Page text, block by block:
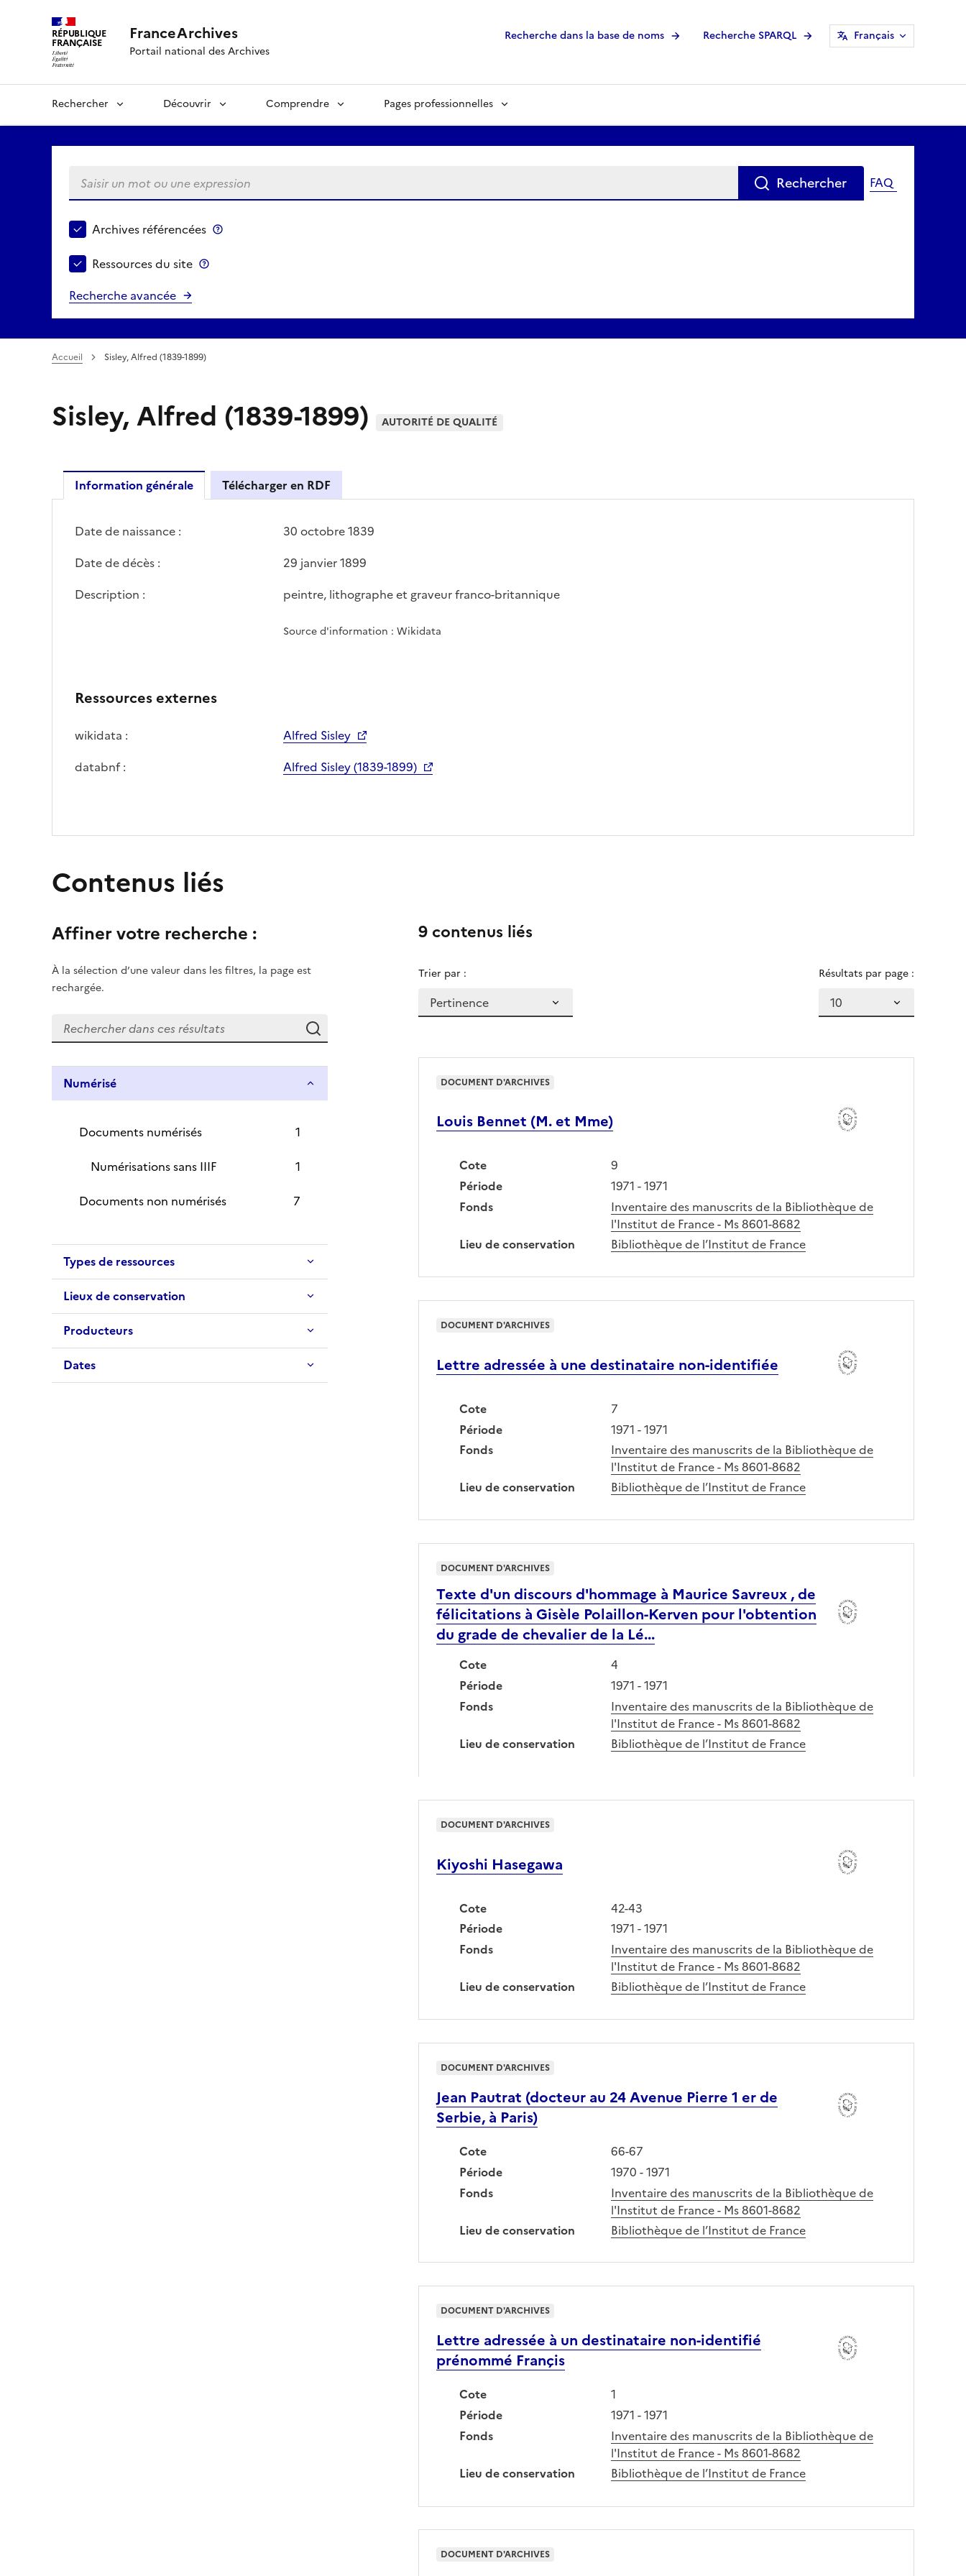
RÉPUBLIQUE
FRANÇAISE FranceArchives
Portail national des Archives
Recherche dans la base de noms Recherche SPARQL Français
Rechercher Découvrir Comprendre Pages professionnelles
Rechercher FAQ
Choisir le périmètre de recherche
Archives référencées
Ressources du site
Recherche avancée
Accueil Sisley, Alfred (1839-1899)
Sisley, Alfred (1839-1899) AUTORITÉ DE QUALITÉ
Information générale Télécharger en RDF
Date de naissance :
30 octobre 1839
Date de décès :
29 janvier 1899
Description :
peintre, lithographe et graveur franco-britannique
Source d'information : Wikidata
Ressources externes
wikidata :
Alfred Sisley
databnf :
Alfred Sisley (1839-1899)
Contenus liés
Affiner votre recherche :
À la sélection d’une valeur dans les filtres, la page est
rechargée.
Numérisé
Documents numérisés
1
Numérisations sans IIIF
1
Documents non numérisés
7
Types de ressources
Lieux de conservation
Producteurs
Dates
9 contenus liés
Trier par : Résultats par page :
Louis Bennet (M. et Mme)
Cote
9
Période
1971 - 1971
Fonds
Inventaire des manuscrits de la Bibliothèque de
l'Institut de France - Ms 8601-8682
Lieu de conservation
Bibliothèque de l’Institut de France
DOCUMENT D'ARCHIVES
Lettre adressée à une destinataire non-identifiée
Cote
7
Période
1971 - 1971
Fonds
Inventaire des manuscrits de la Bibliothèque de
l'Institut de France - Ms 8601-8682
Lieu de conservation
Bibliothèque de l’Institut de France
DOCUMENT D'ARCHIVES
Texte d'un discours d'hommage à Maurice Savreux , de
félicitations à Gisèle Polaillon-Kerven pour l'obtention
du grade de chevalier de la Lé...
Cote
4
Période
1971 - 1971
Fonds
Inventaire des manuscrits de la Bibliothèque de
l'Institut de France - Ms 8601-8682
Lieu de conservation
Bibliothèque de l’Institut de France
DOCUMENT D'ARCHIVES
Kiyoshi Hasegawa
Cote
42-43
Période
1971 - 1971
Fonds
Inventaire des manuscrits de la Bibliothèque de
l'Institut de France - Ms 8601-8682
Lieu de conservation
Bibliothèque de l’Institut de France
DOCUMENT D'ARCHIVES
Jean Pautrat (docteur au 24 Avenue Pierre 1 er de
Serbie, à Paris)
Cote
66-67
Période
1970 - 1971
Fonds
Inventaire des manuscrits de la Bibliothèque de
l'Institut de France - Ms 8601-8682
Lieu de conservation
Bibliothèque de l’Institut de France
DOCUMENT D'ARCHIVES
Lettre adressée à un destinataire non-identifié
prénommé Françis
Cote
1
Période
1971 - 1971
Fonds
Inventaire des manuscrits de la Bibliothèque de
l'Institut de France - Ms 8601-8682
Lieu de conservation
Bibliothèque de l’Institut de France
DOCUMENT D'ARCHIVES
DOCUMENT D'ARCHIVES